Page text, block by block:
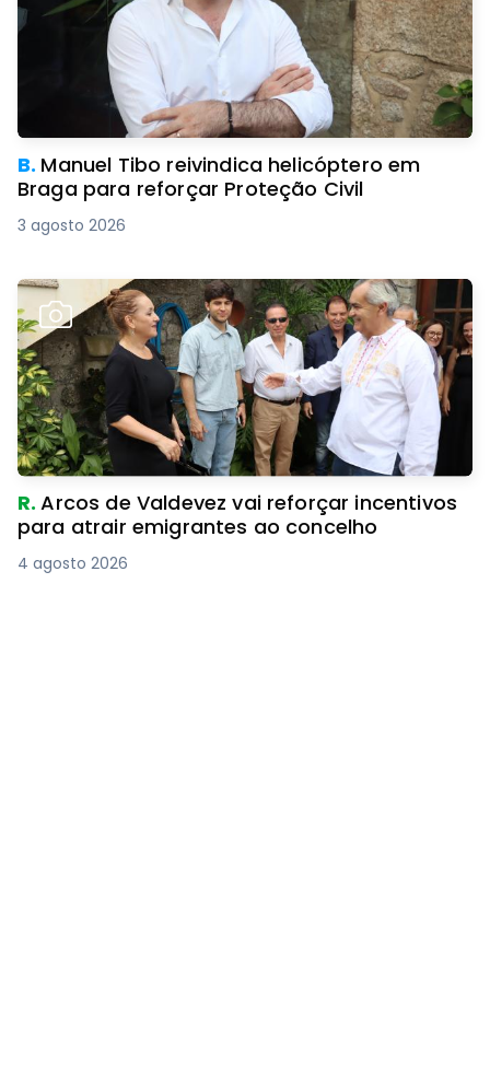
B. Manuel Tibo reivindica helicóptero em
Braga para reforçar Proteção Civil
3 agosto 2026
R.Arcos de Valdevez vai reforçar incentivos
para atrair emigrantes ao concelho
4 agosto 2026